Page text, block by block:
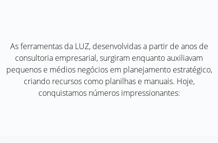
As ferramentas da LUZ, desenvolvidas a partir de anos de
consultoria empresarial, surgiram enquanto auxiliavam
pequenos e médios negócios em planejamento estratégico,
criando recursos como planilhas e manuais. Hoje,
conquistamos números impressionantes: